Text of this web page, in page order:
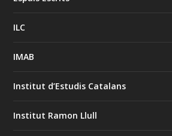
ILC
IMAB
Institut d’Estudis Catalans
Institut Ramon Llull